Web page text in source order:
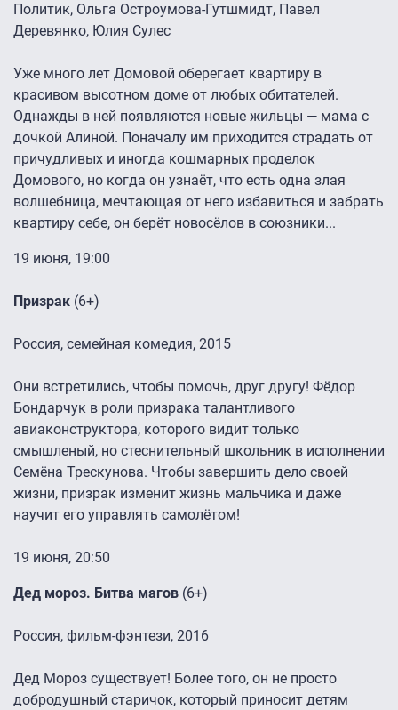
Политик, Ольга Остроумова-Гутшмидт, Павел
Деревянко, Юлия Сулес
Уже много лет Домовой оберегает квартиру в
красивом высотном доме от любых обитателей.
Однажды в ней появляются новые жильцы — мама с
дочкой Алиной. Поначалу им приходится страдать от
причудливых и иногда кошмарных проделок
Домового, но когда он узнаёт, что есть одна злая
волшебница, мечтающая от него избавиться и забрать
квартиру себе, он берёт новосёлов в союзники...
19 июня, 19:00
Призрак (6+)
Россия, семейная комедия, 2015
Они встретились, чтобы помочь, друг другу! Фёдор
Бондарчук в роли призрака талантливого
авиаконструктора, которого видит только
смышленый, но стеснительный школьник в исполнении
Семёна Трескунова. Чтобы завершить дело своей
жизни, призрак изменит жизнь мальчика и даже
научит его управлять самолётом!
19 июня, 20:50
Дед мороз. Битва магов (6+)
Россия, фильм-фэнтези, 2016
Дед Мороз существует! Более того, он не просто
добродушный старичок, который приносит детям